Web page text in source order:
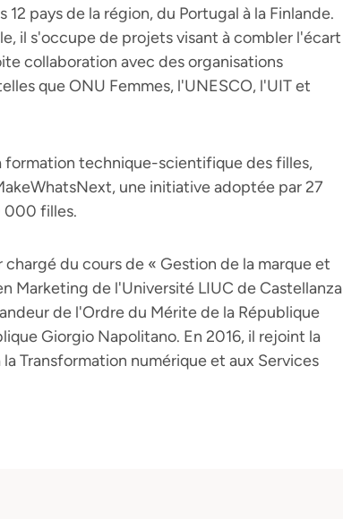
pays de la région, du Portugal à la Finlande.
il s'occupe de projets visant à combler l'écart
collaboration avec des organisations
que ONU Femmes, l'UNESCO, l'UIT et
formation technique-scientifique des filles,
une initiative adoptée par 27
000 filles.
du cours de « Gestion de la marque et
Marketing de l'Université LIUC de Castellanza
de l'Ordre du Mérite de la République
Giorgio Napolitano. En 2016, il rejoint la
Transformation numérique et aux Services